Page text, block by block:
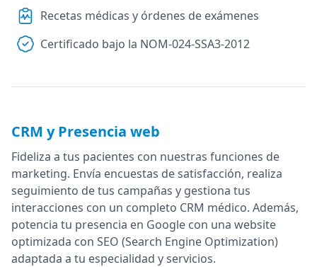
Recetas médicas y órdenes de exámenes
Certificado bajo la NOM-024-SSA3-2012
CRM y Presencia web
Fideliza a tus pacientes con nuestras funciones de
marketing. Envía encuestas de satisfacción, realiza
seguimiento de tus campañas y gestiona tus
interacciones con un completo CRM médico. Además,
potencia tu presencia en Google con una website
optimizada con SEO (Search Engine Optimization)
adaptada a tu especialidad y servicios.